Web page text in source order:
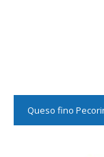
Queso fino